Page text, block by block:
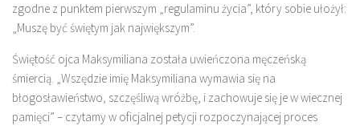
zgodne z punktem pierwszym „regulaminu życia”, który sobie ułożył:
„Muszę być świętym jak największym”.
Świętość ojca Maksymiliana została uwieńczona męczeńską
śmiercią. „Wszędzie imię Maksymiliana wymawia się na
błogosławieństwo, szczęśliwą wróżbę, i zachowuje się je w wiecznej
pamięci” – czytamy w oficjalnej petycji rozpoczynającej proces